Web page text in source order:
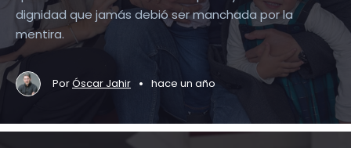
dignidad que jamás debió ser manchada por la
mentira.
PorÓscar Jahir • hace un año